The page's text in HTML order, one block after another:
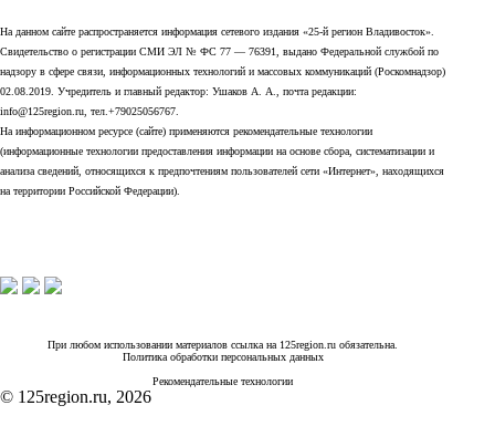
На данном сайте распространяется информация сетевого издания «25-й регион Владивосток».
Свидетельство о регистрации СМИ ЭЛ № ФС 77 — 76391, выдано Федеральной службой по
надзору в сфере связи, информационных технологий и массовых коммуникаций (Роскомнадзор)
02.08.2019. Учредитель и главный редактор: Ушаков А. А., почта редакции:
info@125region.ru, тел.+79025056767.
На информационном ресурсе (сайте) применяются рекомендательные технологии
(информационные технологии предоставления информации на основе сбора, систематизации и
анализа сведений, относящихся к предпочтениям пользователей сети «Интернет», находящихся
на территории Российской Федерации).
При любом использовании материалов ссылка на 125region.ru обязательна.
Политика обработки персональных данных
Рекомендательные технологии
© 125region.ru, 2026